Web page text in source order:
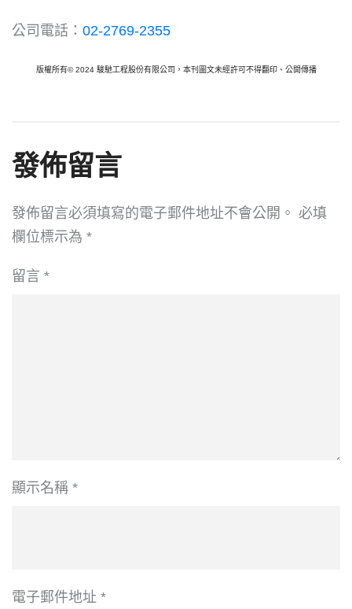
公司電話： 02-2769-2355
版權所有© 2024 駿馳工程股份有限公司，本刊圖文未經許可不得翻印、公開傳播
發佈留言
發佈留言必須填寫的電子郵件地址不會公開。 必填
欄位標示為 *
留言 *
顯示名稱 *
電子郵件地址 *